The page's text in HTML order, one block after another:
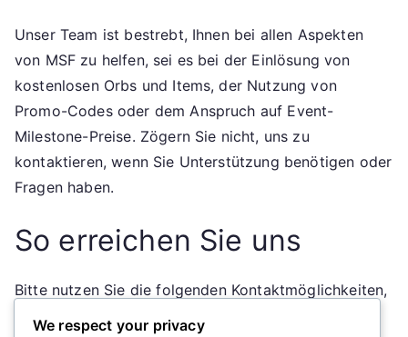
Unser Team ist bestrebt, Ihnen bei allen Aspekten
von MSF zu helfen, sei es bei der Einlösung von
kostenlosen Orbs und Items, der Nutzung von
Promo-Codes oder dem Anspruch auf Event-
Milestone-Preise. Zögern Sie nicht, uns zu
kontaktieren, wenn Sie Unterstützung benötigen oder
Fragen haben.
So erreichen Sie uns
Bitte nutzen Sie die folgenden Kontaktmöglichkeiten,
um uns zu erreichen:
We respect your privacy